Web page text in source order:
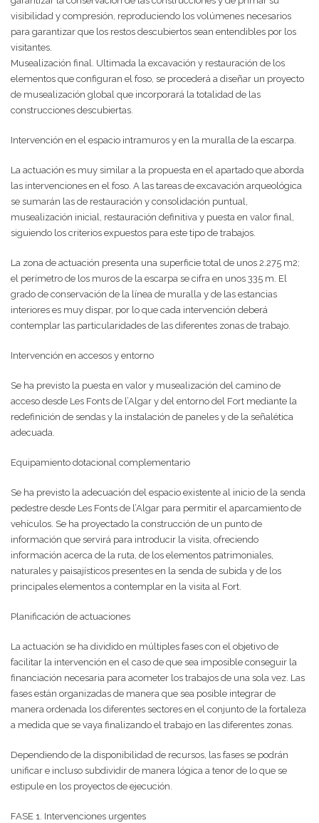
visibilidad y compresión, reproduciendo los volúmenes necesarios
para garantizar que los restos descubiertos sean entendibles por los
visitantes.
Musealización final. Ultimada la excavación y restauración de los
elementos que configuran el foso, se procederá a diseñar un proyecto
de musealización global que incorporará la totalidad de las
construcciones descubiertas.
Intervención en el espacio intramuros y en la muralla de la escarpa.
La actuación es muy similar a la propuesta en el apartado que aborda
las intervenciones en el foso. A las tareas de excavación arqueológica
se sumarán las de restauración y consolidación puntual,
musealización inicial, restauración definitiva y puesta en valor final,
siguiendo los criterios expuestos para este tipo de trabajos.
La zona de actuación presenta una superficie total de unos 2.275 m2;
el perímetro de los muros de la escarpa se cifra en unos 335 m. El
grado de conservación de la línea de muralla y de las estancias
interiores es muy dispar, por lo que cada intervención deberá
contemplar las particularidades de las diferentes zonas de trabajo.
Intervención en accesos y entorno
Se ha previsto la puesta en valor y musealización del camino de
acceso desde Les Fonts de l’Algar y del entorno del Fort mediante la
redefinición de sendas y la instalación de paneles y de la señalética
adecuada.
Equipamiento dotacional complementario
Se ha previsto la adecuación del espacio existente al inicio de la senda
pedestre desde Les Fonts de l’Algar para permitir el aparcamiento de
vehículos. Se ha proyectado la construcción de un punto de
información que servirá para introducir la visita, ofreciendo
información acerca de la ruta, de los elementos patrimoniales,
naturales y paisajísticos presentes en la senda de subida y de los
principales elementos a contemplar en la visita al Fort.
Planificación de actuaciones
La actuación se ha dividido en múltiples fases con el objetivo de
facilitar la intervención en el caso de que sea imposible conseguir la
financiación necesaria para acometer los trabajos de una sola vez. Las
fases están organizadas de manera que sea posible integrar de
manera ordenada los diferentes sectores en el conjunto de la fortaleza
a medida que se vaya finalizando el trabajo en las diferentes zonas.
Dependiendo de la disponibilidad de recursos, las fases se podrán
unificar e incluso subdividir de manera lógica a tenor de lo que se
estipule en los proyectos de ejecución.
FASE 1. Intervenciones urgentes